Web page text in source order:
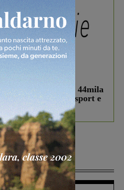
Smart Cities, oltre 44mila
il bando per lo sport e